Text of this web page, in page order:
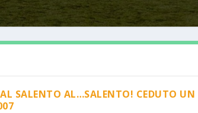
SALENTO AL…SALENTO! CEDUTO UN